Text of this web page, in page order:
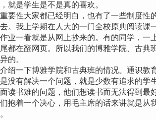
就是学生是不是真的喜欢。
性大家都已经明白，也有了一些制度性
。我上学期在人大的一门全校原典阅读课
业一看就是从网上抄来的。有的同学，一
都在翻网页。所以我们的博雅学院、古典
的。
一下博雅学院和古典班的情况。通识教
没有解决一个问题，就是少数有追求的学
读书难的问题，他们想读书而无法得到最
抱着一个决心，用毛主席的话来讲就是从